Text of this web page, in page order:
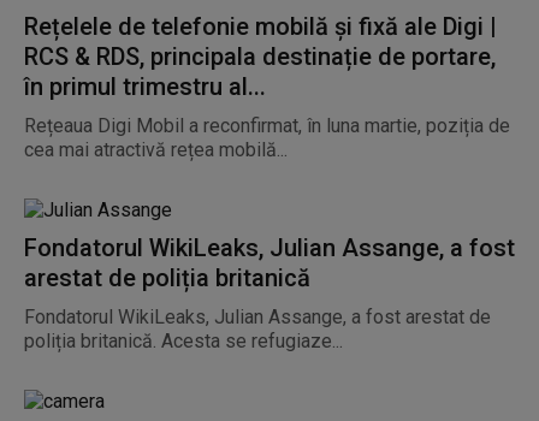
Rețelele de telefonie mobilă și fixă ale Digi |
RCS & RDS, principala destinație de portare,
în primul trimestru al...
Rețeaua Digi Mobil a reconfirmat, în luna martie, poziția de
cea mai atractivă rețea mobilă...
Fondatorul WikiLeaks, Julian Assange, a fost
arestat de poliția britanică
Fondatorul WikiLeaks, Julian Assange, a fost arestat de
poliția britanică. Acesta se refugiaze...